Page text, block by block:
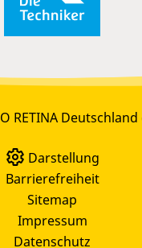
RETINA Deutschland
Darstellung
Barrierefreiheit
Sitemap
Impressum
Datenschutz